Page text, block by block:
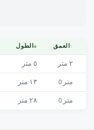
الطول↓ العمق↕
٥ متر ٢ متر
١٣ متر 0 متر
٢٨ متر 0 متر